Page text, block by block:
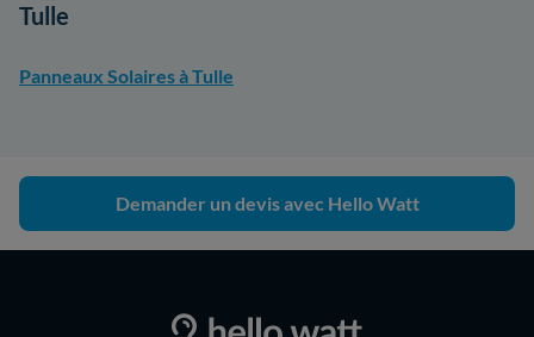
Tulle
Panneaux Solaires à Tulle
Demander un devis avec Hello Watt